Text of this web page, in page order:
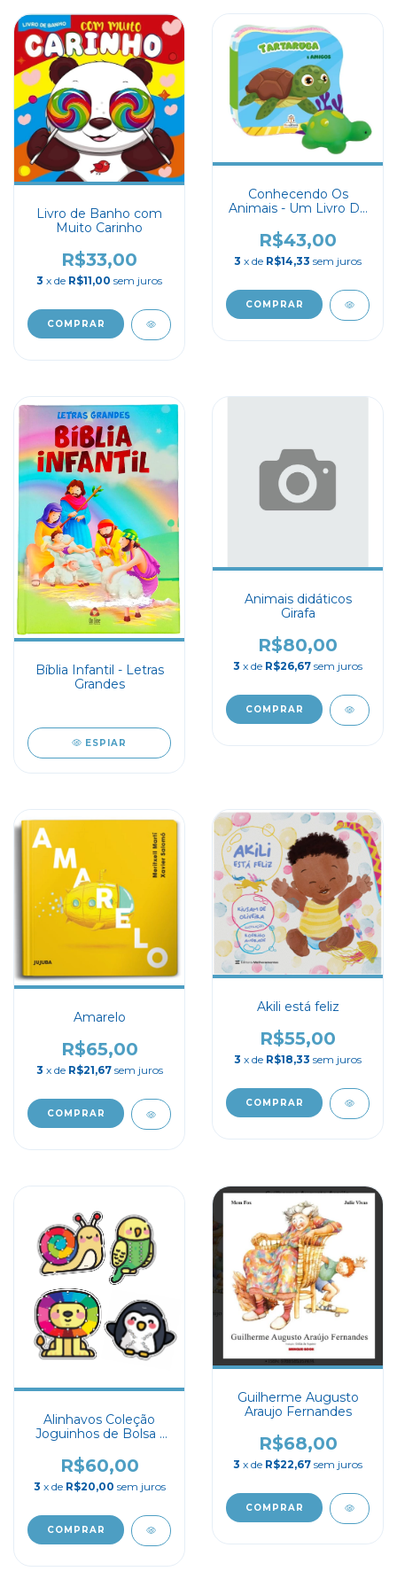
Livro de Banho com
Muito Carinho
R$33,00
3 x de R$11,00 sem juros
Conhecendo Os
Animais - Um Livro De
R$43,00
3 x de R$14,33 sem juros
Bíblia Infantil - Letras
Grandes
ESPIAR
Animais didáticos
Girafa
R$80,00
3 x de R$26,67 sem juros
Amarelo
R$65,00
3 x de R$21,67 sem juros
Akili está feliz
R$55,00
3 x de R$18,33 sem juros
Alinhavos Coleção
Joguinhos de Bolsa -
R$60,00
3 x de R$20,00 sem juros
Guilherme Augusto
Araujo Fernandes
R$68,00
3 x de R$22,67 sem juros